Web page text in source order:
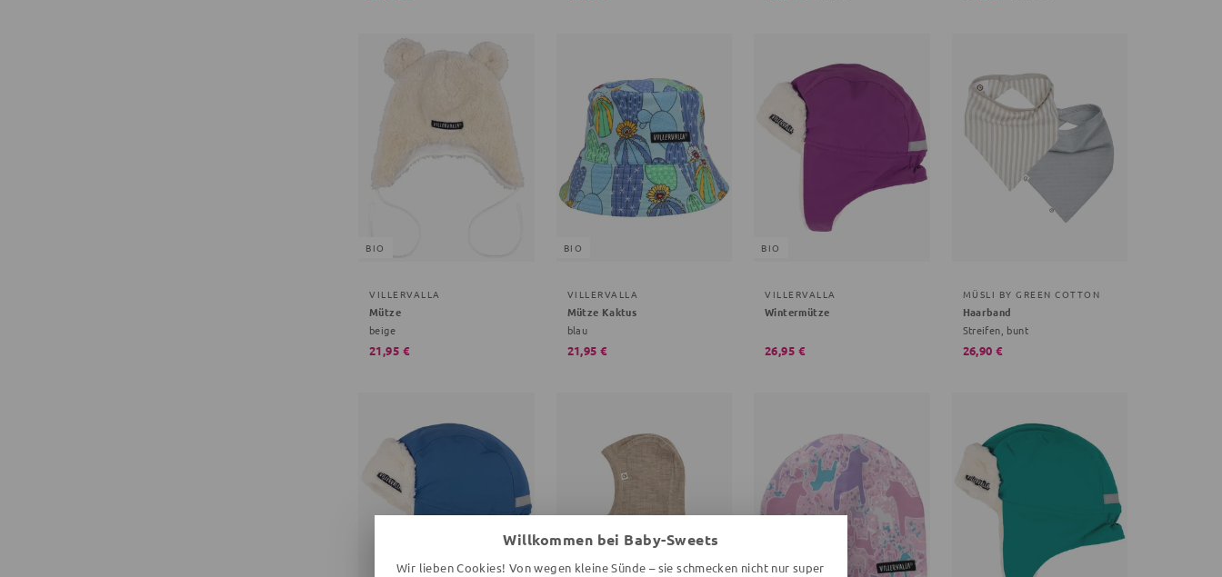
BIO
VILLERVALLA
Mütze
beige
21,95 €
BIO
VILLERVALLA
Mütze Kaktus
blau
21,95 €
BIO
VILLERVALLA
Wintermütze
26,95 €
MÜSLI BY GREEN COTTON
Haarband
Streifen, bunt
26,90 €
Willkommen bei Baby-Sweets
Wir lieben Cookies! Von wegen kleine Sünde – sie schmecken nicht nur super